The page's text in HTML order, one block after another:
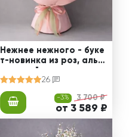
Нежнее нежного - буке
т-новинка из роз, альст
ромерий и калл
26
-3% 3 700 ₽
от 3 589 ₽